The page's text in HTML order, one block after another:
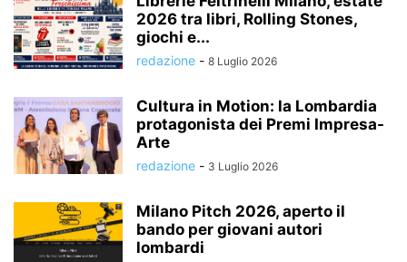
2026 tra libri, Rolling Stones,
giochi e...
redazione - 8 Luglio 2026
Cultura in Motion: la Lombardia
protagonista dei Premi Impresa-
Arte
redazione - 3 Luglio 2026
Milano Pitch 2026, aperto il
bando per giovani autori
lombardi